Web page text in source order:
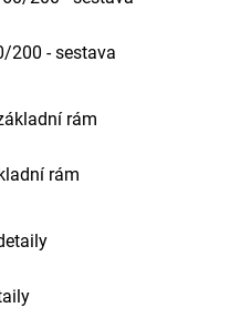
200 - sestava
rám